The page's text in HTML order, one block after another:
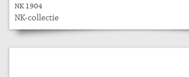
NK 1904
NK-collectie